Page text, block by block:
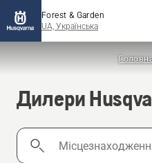
Forest & Garden
UA, Українська
Дилери
Місцезнаходження
дилера